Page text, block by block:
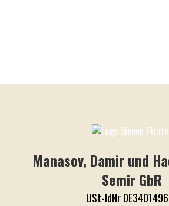
Manasov, Damir und
Semir GbR
USt-IdNr